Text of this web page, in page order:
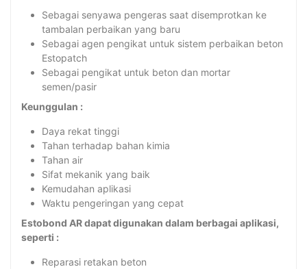
Sebagai senyawa pengeras saat disemprotkan ke
tambalan perbaikan yang baru
Sebagai agen pengikat untuk sistem perbaikan beton
Estopatch
Sebagai pengikat untuk beton dan mortar
semen/pasir
Keunggulan :
Daya rekat tinggi
Tahan terhadap bahan kimia
Tahan air
Sifat mekanik yang baik
Kemudahan aplikasi
Waktu pengeringan yang cepat
Estobond AR dapat digunakan dalam berbagai aplikasi,
seperti :
Reparasi retakan beton